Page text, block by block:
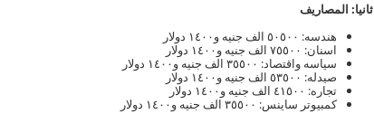
ثانيا: المصاريف
هندسه: ٥٠٥٠٠ الف جنيه و١٤٠٠ دولار
اسنان: ٧٥٥٠٠ الف جنيه و١٤٠٠ دولار
سياسه واقتصاد: ٣٥٥٠٠ الف جنيه و١٤٠٠ دولار
صيدله: ٥٣٥٠٠ الف جنيه و١٤٠٠ دولار
تجاره: ٤١٥٠٠ الف جنيه و١٤٠٠ دولار
كمبيوتر ساينس: ٣٥٥٠٠ الف جنيه و١٤٠٠ دولار